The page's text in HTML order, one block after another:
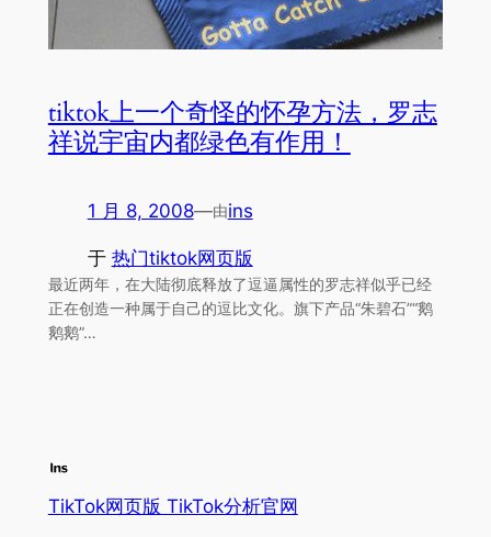
tiktok上一个奇怪的怀孕方法，罗志
祥说宇宙内都绿色有作用！
1 月 8, 2008—由ins
于 热门tiktok网页版
最近两年，在大陆彻底释放了逗逼属性的罗志祥似乎已经
正在创造一种属于自己的逗比文化。旗下产品“朱碧石”“鹅
鹅鹅”…
TikTok网页版 TikTok分析官网